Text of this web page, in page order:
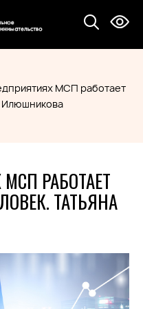
МСП работает
Илюшникова
РАБОТАЕТ
ТАТЬЯНА